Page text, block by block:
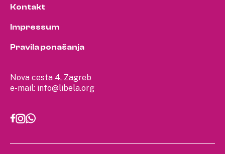
Nova cesta 4, Zagreb
e-mail: info@libela.org
Kontakt
Impressum
Pravila ponašanja